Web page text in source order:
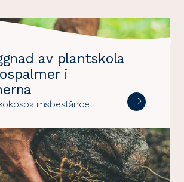
av plantskola
i